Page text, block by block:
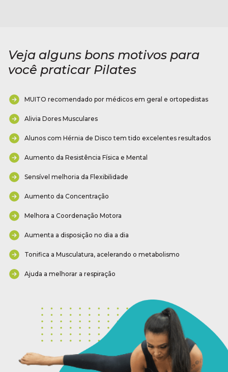
Veja alguns bons motivos para
você praticar Pilates
MUITO recomendado por médicos em geral e ortopedistas
Alivia Dores Musculares
Alunos com Hérnia de Disco tem tido excelentes resultados
Aumento da Resistência Física e Mental
Sensível melhoria da Flexibilidade
Aumento da Concentração
Melhora a Coordenação Motora
Aumenta a disposição no dia a dia
Tonifica a Musculatura, acelerando o metabolismo
Ajuda a melhorar a respiração